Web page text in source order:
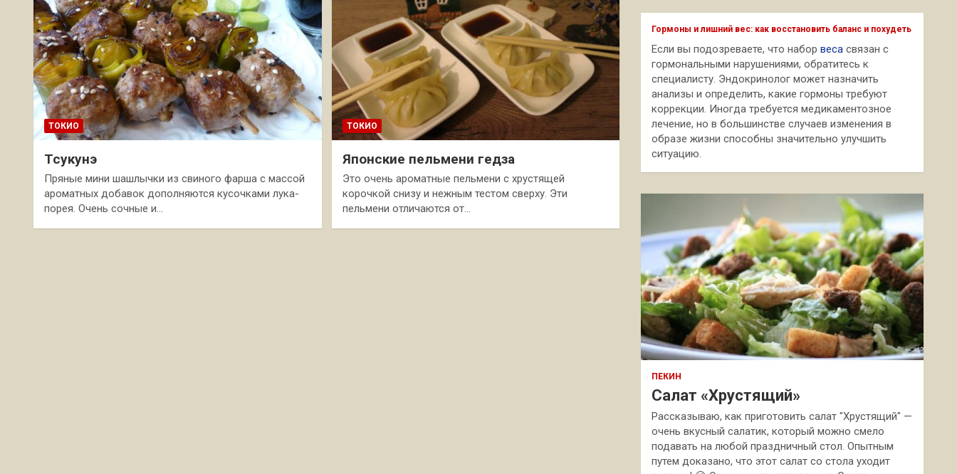
ТОКИО
Тсукунэ
Пряные мини шашлычки из свиного фарша с массой
ароматных добавок дополняются кусочками лука-
порея. Очень сочные и…
ТОКИО
Японские пельмени гедза
Это очень ароматные пельмени с хрустящей
корочкой снизу и нежным тестом сверху. Эти
пельмени отличаются от…
к
Гормоны и лишний вес: как восстановить баланс и похудеть
Если вы подозреваете, что наборвеса связан с
гормональными нарушениями, обратитесь к
специалисту. Эндокринолог может назначить
анализы и определить, какие гормоны требуют
коррекции. Иногда требуется медикаментозное
лечение, но в большинстве случаев изменения в
образе жизни способны значительно улучшить
ситуацию.
ПЕКИН
Салат «Хрустящий»
Рассказываю, как приготовить салат "Хрустящий" —
очень вкусный салатик, который можно смело
подавать на любой праздничный стол. Опытным
путем доказано, что этот салат со стола уходит